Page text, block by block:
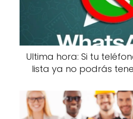
Ultima hora: Si tu
lista ya no podrás